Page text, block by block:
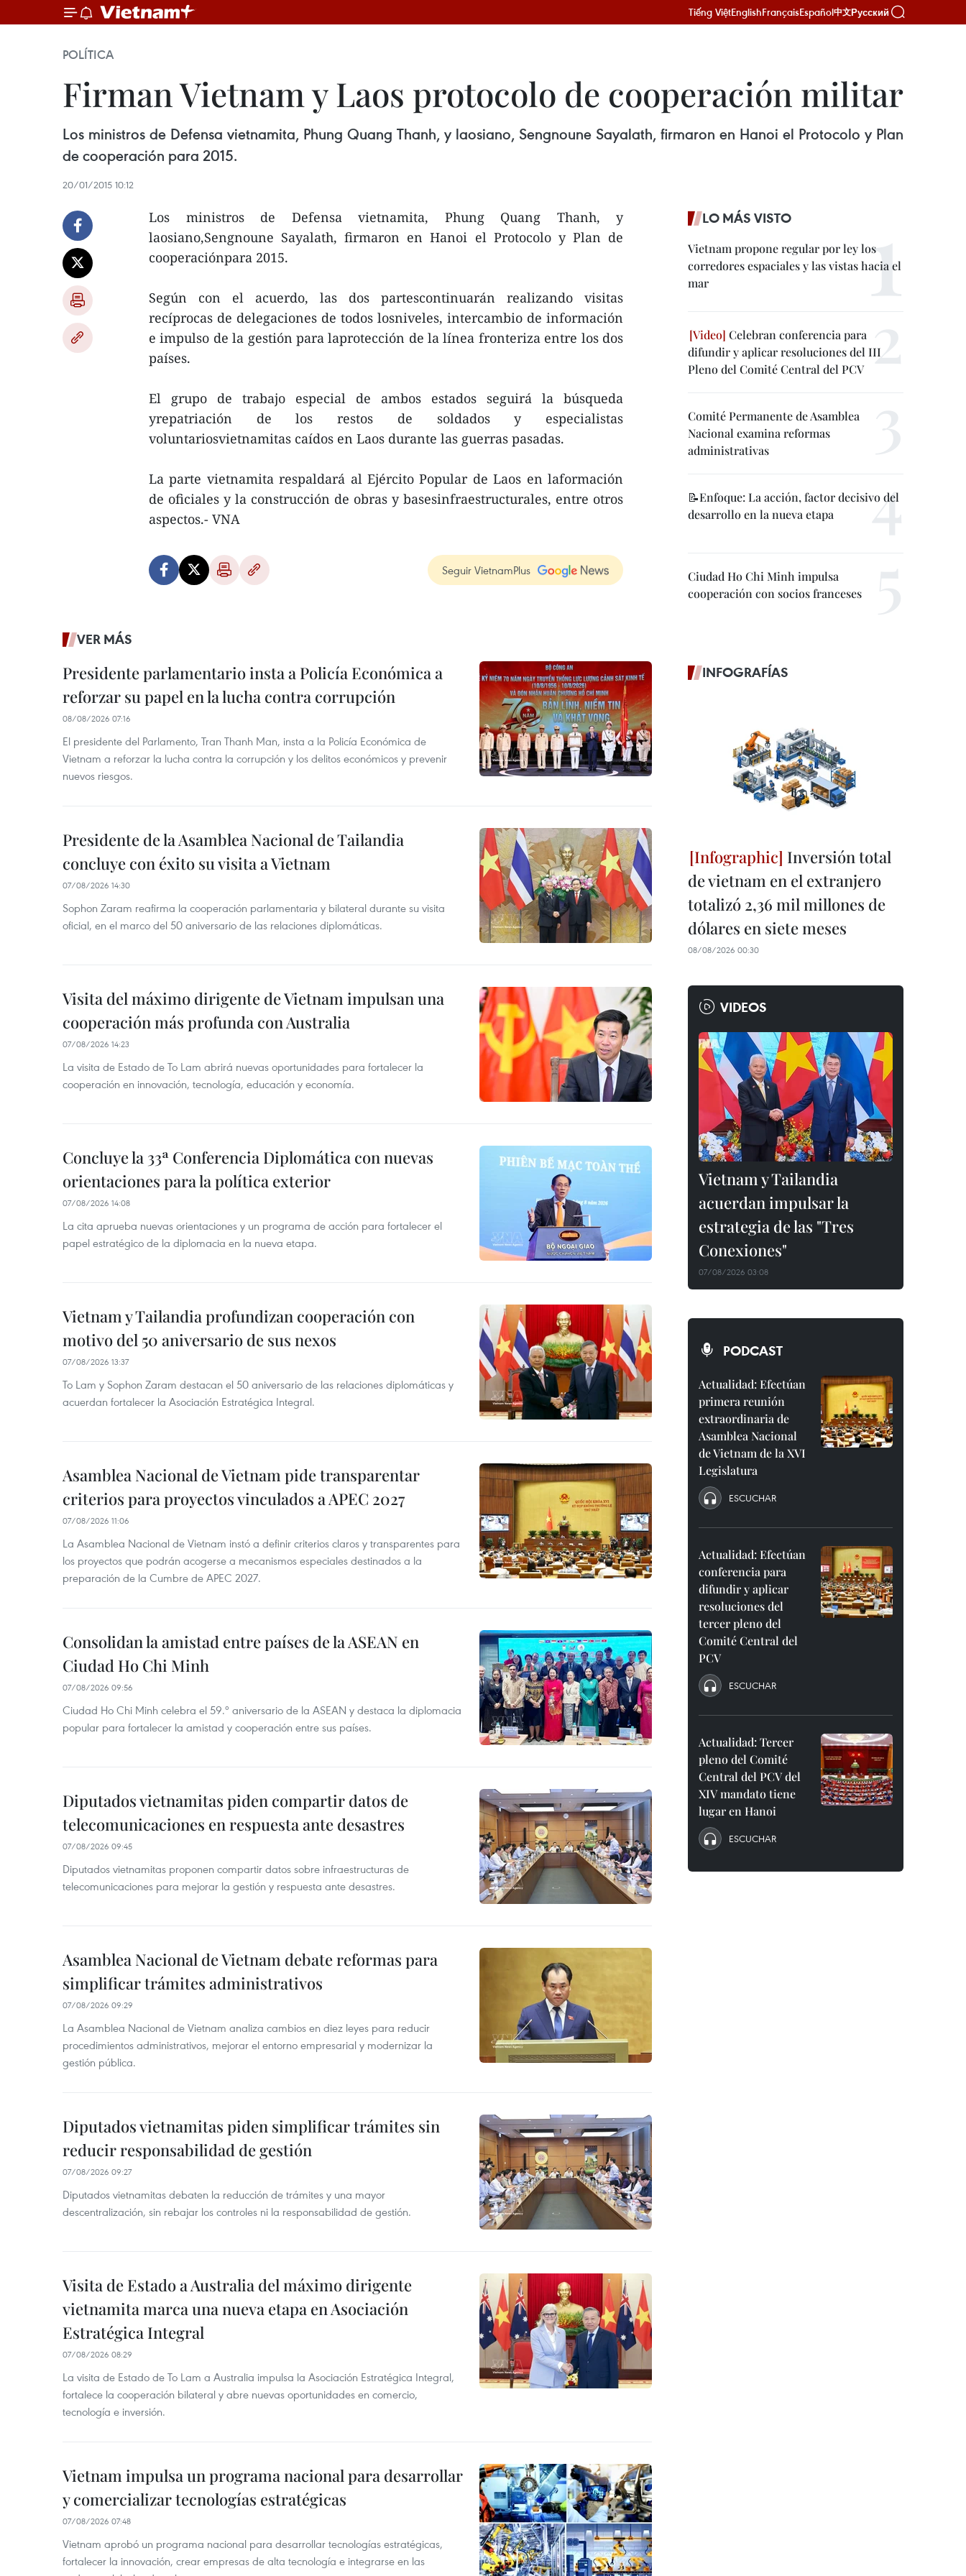
Tiếng ViệtEnglishFrançaisEspañol中文Русский
POLÍTICA
Firman Vietnam y Laos protocolo de cooperación militar
Los ministros de Defensa vietnamita, Phung Quang Thanh, y laosiano, Sengnoune Sayalath, firmaron en Hanoi el Protocolo y Plan
de cooperación para 2015.
20/01/2015 10:12
Los ministros de Defensa vietnamita, Phung Quang Thanh, y
laosiano,Sengnoune Sayalath, firmaron en Hanoi el Protocolo y Plan de
cooperaciónpara 2015.
Según con el acuerdo, las dos partescontinuarán realizando visitas
recíprocas de delegaciones de todos losniveles, intercambio de información
e impulso de la gestión para laprotección de la línea fronteriza entre los dos
países.
El grupo de trabajo especial de ambos estados seguirá la búsqueda
yrepatriación de los restos de soldados y especialistas
voluntariosvietnamitas caídos en Laos durante las guerras pasadas.
La parte vietnamita respaldará al Ejército Popular de Laos en laformación
de oficiales y la construcción de obras y basesinfraestructurales, entre otros
aspectos.- VNA
Seguir VietnamPlus
VER MÁS
Presidente parlamentario insta a Policía Económica a
reforzar su papel en la lucha contra corrupción
08/08/2026 07:16
El presidente del Parlamento, Tran Thanh Man, insta a la Policía Económica de
Vietnam a reforzar la lucha contra la corrupción y los delitos económicos y prevenir
nuevos riesgos.
Presidente de la Asamblea Nacional de Tailandia
concluye con éxito su visita a Vietnam
07/08/2026 14:30
Sophon Zaram reafirma la cooperación parlamentaria y bilateral durante su visita
oficial, en el marco del 50 aniversario de las relaciones diplomáticas.
Visita del máximo dirigente de Vietnam impulsan una
cooperación más profunda con Australia
07/08/2026 14:23
La visita de Estado de To Lam abrirá nuevas oportunidades para fortalecer la
cooperación en innovación, tecnología, educación y economía.
Concluye la 33ª Conferencia Diplomática con nuevas
orientaciones para la política exterior
07/08/2026 14:08
La cita aprueba nuevas orientaciones y un programa de acción para fortalecer el
papel estratégico de la diplomacia en la nueva etapa.
Vietnam y Tailandia profundizan cooperación con
motivo del 50 aniversario de sus nexos
07/08/2026 13:37
To Lam y Sophon Zaram destacan el 50 aniversario de las relaciones diplomáticas y
acuerdan fortalecer la Asociación Estratégica Integral.
Asamblea Nacional de Vietnam pide transparentar
criterios para proyectos vinculados a APEC 2027
07/08/2026 11:06
La Asamblea Nacional de Vietnam instó a definir criterios claros y transparentes para
los proyectos que podrán acogerse a mecanismos especiales destinados a la
preparación de la Cumbre de APEC 2027.
Consolidan la amistad entre países de la ASEAN en
Ciudad Ho Chi Minh
07/08/2026 09:56
Ciudad Ho Chi Minh celebra el 59.º aniversario de la ASEAN y destaca la diplomacia
popular para fortalecer la amistad y cooperación entre sus países.
Diputados vietnamitas piden compartir datos de
telecomunicaciones en respuesta ante desastres
07/08/2026 09:45
Diputados vietnamitas proponen compartir datos sobre infraestructuras de
telecomunicaciones para mejorar la gestión y respuesta ante desastres.
Asamblea Nacional de Vietnam debate reformas para
simplificar trámites administrativos
07/08/2026 09:29
La Asamblea Nacional de Vietnam analiza cambios en diez leyes para reducir
procedimientos administrativos, mejorar el entorno empresarial y modernizar la
gestión pública.
Diputados vietnamitas piden simplificar trámites sin
reducir responsabilidad de gestión
07/08/2026 09:27
Diputados vietnamitas debaten la reducción de trámites y una mayor
descentralización, sin rebajar los controles ni la responsabilidad de gestión.
Visita de Estado a Australia del máximo dirigente
vietnamita marca una nueva etapa en Asociación
Estratégica Integral
07/08/2026 08:29
La visita de Estado de To Lam a Australia impulsa la Asociación Estratégica Integral,
fortalece la cooperación bilateral y abre nuevas oportunidades en comercio,
tecnología e inversión.
Vietnam impulsa un programa nacional para desarrollar
y comercializar tecnologías estratégicas
07/08/2026 07:48
Vietnam aprobó un programa nacional para desarrollar tecnologías estratégicas,
fortalecer la innovación, crear empresas de alta tecnología e integrarse en las
LO MÁS VISTO
Vietnam propone regular por ley los
corredores espaciales y las vistas hacia el
mar
Celebran conferencia para
difundir y aplicar resoluciones del III
Pleno del Comité Central del PCV
Comité Permanente de Asamblea
Nacional examina reformas
administrativas
📝Enfoque: La acción, factor decisivo del
desarrollo en la nueva etapa
Ciudad Ho Chi Minh impulsa
cooperación con socios franceses
INFOGRAFÍAS
Inversión total
de vietnam en el extranjero
totalizó 2,36 mil millones de
dólares en siete meses
08/08/2026 00:30
VIDEOS
Vietnam y Tailandia
acuerdan impulsar la
estrategia de las "Tres
Conexiones"
07/08/2026 03:08
PODCAST
Actualidad: Efectúan
primera reunión
extraordinaria de
Asamblea Nacional
de Vietnam de la XVI
Legislatura
ESCUCHAR
Actualidad: Efectúan
conferencia para
difundir y aplicar
resoluciones del
tercer pleno del
Comité Central del
PCV
ESCUCHAR
Actualidad: Tercer
pleno del Comité
Central del PCV del
XIV mandato tiene
lugar en Hanoi
ESCUCHAR